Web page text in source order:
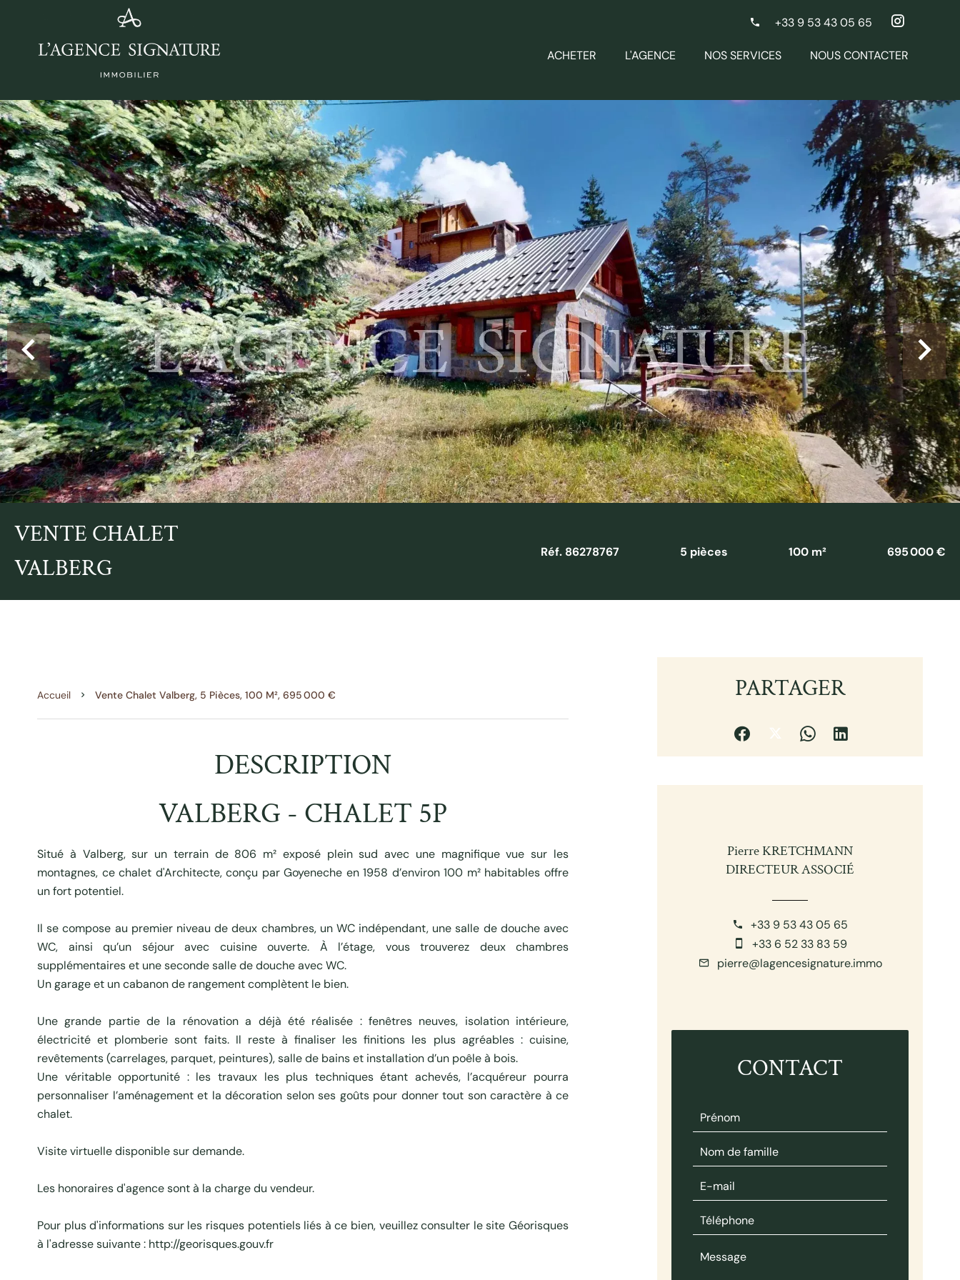
+33 9 53 43 05 65
ACHETER L'AGENCE NOS SERVICES NOUS CONTACTER
VENTE CHALET
VALBERG
Réf. 86278767 5 pièces 100 m² 695 000 €
Accueil Vente Chalet Valberg, 5 Pièces, 100 M², 695 000 €
DESCRIPTION
VALBERG - CHALET 5P
Situé à Valberg, sur un terrain de 806 m² exposé plein sud avec une magnifique vue sur les
montagnes, ce chalet d'Architecte, conçu par Goyeneche en 1958 d’environ 100 m² habitables offre
un fort potentiel.
Il se compose au premier niveau de deux chambres, un WC indépendant, une salle de douche avec
WC, ainsi qu’un séjour avec cuisine ouverte. À l’étage, vous trouverez deux chambres
supplémentaires et une seconde salle de douche avec WC.
Un garage et un cabanon de rangement complètent le bien.
Une grande partie de la rénovation a déjà été réalisée : fenêtres neuves, isolation intérieure,
électricité et plomberie sont faits. Il reste à finaliser les finitions les plus agréables : cuisine,
revêtements (carrelages, parquet, peintures), salle de bains et installation d’un poêle à bois.
Une véritable opportunité : les travaux les plus techniques étant achevés, l’acquéreur pourra
personnaliser l’aménagement et la décoration selon ses goûts pour donner tout son caractère à ce
chalet.
Visite virtuelle disponible sur demande.
Les honoraires d'agence sont à la charge du vendeur.
Pour plus d'informations sur les risques potentiels liés à ce bien, veuillez consulter le site Géorisques
à l'adresse suivante : http://georisques.gouv.fr
PARTAGER
Pierre KRETCHMANN
DIRECTEUR ASSOCIÉ
+33 9 53 43 05 65
+33 6 52 33 83 59
pierre@lagencesignature.immo
CONTACT